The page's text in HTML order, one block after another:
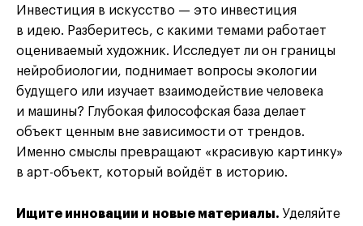
Инвестиция в искусство — это инвестиция
в идею. Разберитесь, с какими темами работает
оцениваемый художник. Исследует ли он границы
нейробиологии, поднимает вопросы экологии
будущего или изучает взаимодействие человека
и машины? Глубокая философская база делает
объект ценным вне зависимости от трендов.
Именно смыслы превращают «красивую картинку»
в арт-объект, который войдёт в историю.
Ищите инновации и новые материалы. Уделяйте